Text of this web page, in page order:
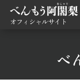
オフィシャルサイト
べ